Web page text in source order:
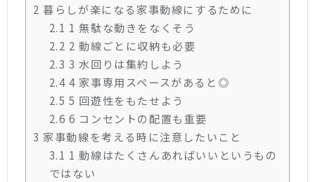
2 暮らしが楽になる家事動線にするために
2.1 1 無駄な動きをなくそう
2.2 2 動線ごとに収納も必要
2.3 3 水回りは集約しよう
2.4 4 家事専用スペースがあると◎
2.5 5 回遊性をもたせよう
2.6 6 コンセントの配置も重要
3 家事動線を考える時に注意したいこと
3.1 1 動線はたくさんあればいいというもの
ではない